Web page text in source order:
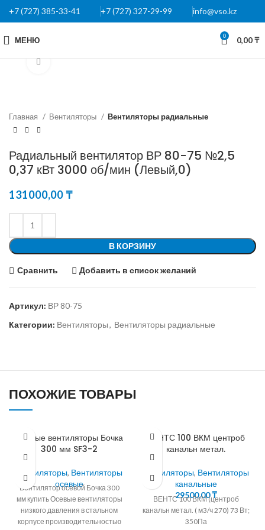
+7 (727) 385-33-41 +7 (727) 327-29-99 info@vso.kz
МЕНЮ 0 0,00₸
Главная Вентиляторы Вентиляторы радиальные
Радиальный вентилятор ВР 80-75 №2,5
0,37 кВт 3000 об/мин (Левый,0)
131000,00₸
В КОРЗИНУ
Сравнить Добавить в список желаний
Артикул: ВР 80-75
Категории: Вентиляторы, Вентиляторы радиальные
ПОХОЖИЕ ТОВАРЫ
Осевые вентиляторы Бочка
300 мм SF3-2
Вентиляторы, Вентиляторы
осевые
Вентилятор осевой Бочка 300
мм купить Осевые вентиляторы
низкого давления в стальном
корпусе производительностью
ВЕНТС 100 ВКМ центроб
канальн метал.
Вентиляторы, Вентиляторы
канальные
29500,00₸
ВЕНТС 100 ВКМ (центроб
канальн метал. ( м3/ч 270) 73 Вт;
350Па